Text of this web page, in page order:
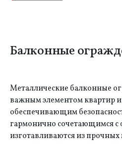
Балконные
Металлические балконные
важным элементом квартир
обеспечивающим
гармонично сочетающимся
изготавливаются из